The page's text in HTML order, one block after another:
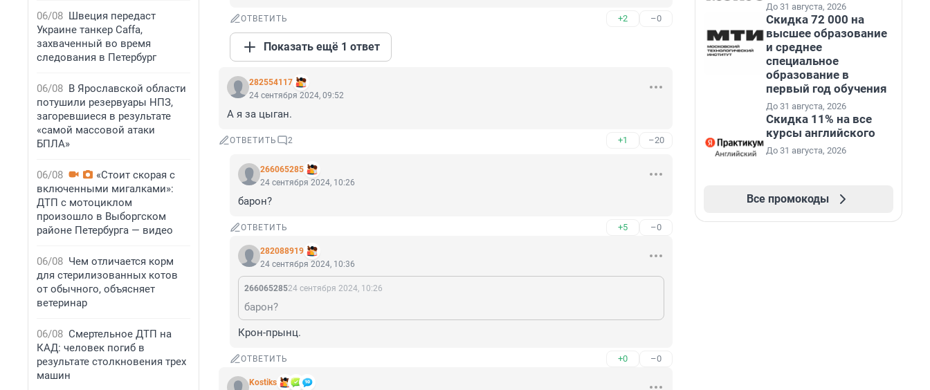
06/08 Швеция передаст
Украине танкер Caffa,
захваченный во время
следования в Петербург
06/08 В Ярославской области
потушили резервуары НПЗ,
загоревшиеся в результате
«самой массовой атаки
БПЛА»
06/08
«Стоит скорая с
включенными мигалками»:
ДТП с мотоциклом
произошло в Выборгском
районе Петербурга — видео
06/08 Чем отличается корм
для стерилизованных котов
от обычного, объясняет
ветеринар
06/08 Смертельное ДТП на
КАД: человек погиб в
результате столкновения трех
машин
ОТВЕТИТЬ +2 –0
Показать ещё 1 ответ
282554117
24 сентября 2024, 09:52
А я за цыган.
ОТВЕТИТЬ 2 +1 –20
266065285
24 сентября 2024, 10:26
барон?
ОТВЕТИТЬ +5 –0
282088919
24 сентября 2024, 10:36
26606528524 сентября 2024, 10:26
барон?
Крон-прынц.
ОТВЕТИТЬ +0 –0
Kostiks
До 31 августа, 2026
Скидка 72 000 на
высшее образование
и среднее
специальное
образование в
первый год обучения
До 31 августа, 2026
Скидка 11% на все
курсы английского
До 31 августа, 2026
Все промокоды